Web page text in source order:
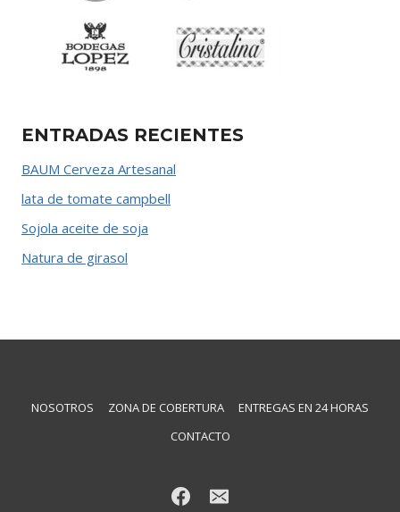
ENTRADAS RECIENTES
BAUM Cerveza Artesanal
lata de tomate campbell
Sojola aceite de soja
Natura de girasol
NOSOTROS ZONA DE COBERTURA
ENTREGAS EN 24 HORAS
CONTACTO